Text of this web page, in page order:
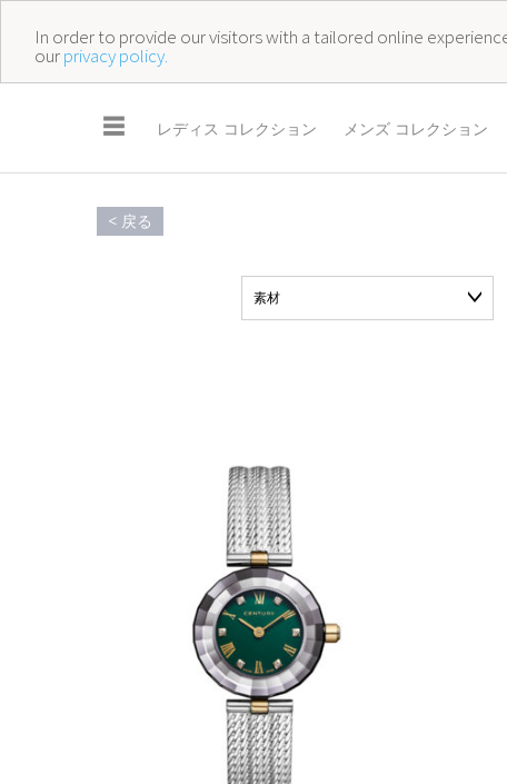
In order to provide our visitors with a tailored online
ourprivacy policy.
☰ レディス コレクション メンズ コレクション
< 戻る
素材